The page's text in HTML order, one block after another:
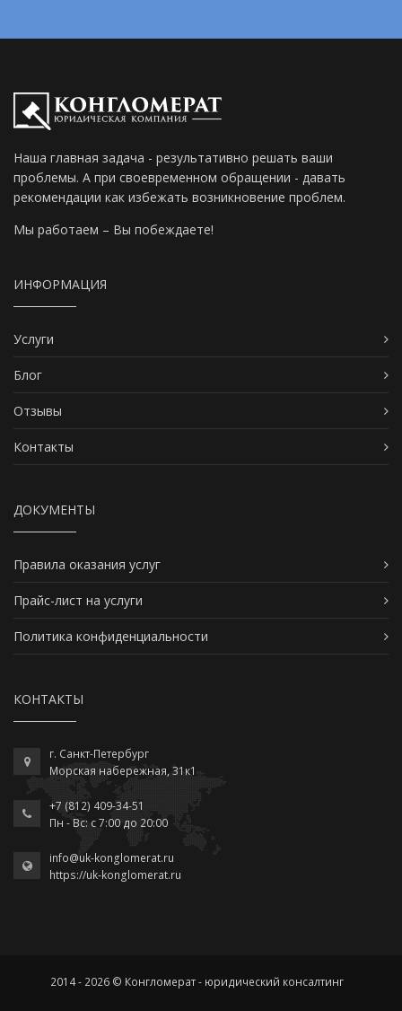
Наша главная задача - результативно решать ваши
проблемы. А при своевременном обращении - давать
рекомендации как избежать возникновение проблем.
Мы работаем – Вы побеждаете!
ИНФОРМАЦИЯ
Услуги
Блог
Отзывы
Контакты
ДОКУМЕНТЫ
Правила оказания услуг
Прайс-лист на услуги
Политика конфиденциальности
КОНТАКТЫ
г. Санкт-Петербург
Морская набережная, 31к1
+7 (812) 409-34-51
Пн - Вс: c 7:00 до 20:00
info@uk-konglomerat.ru
https://uk-konglomerat.ru
2014 - 2026 © Конгломерат - юридический консалтинг